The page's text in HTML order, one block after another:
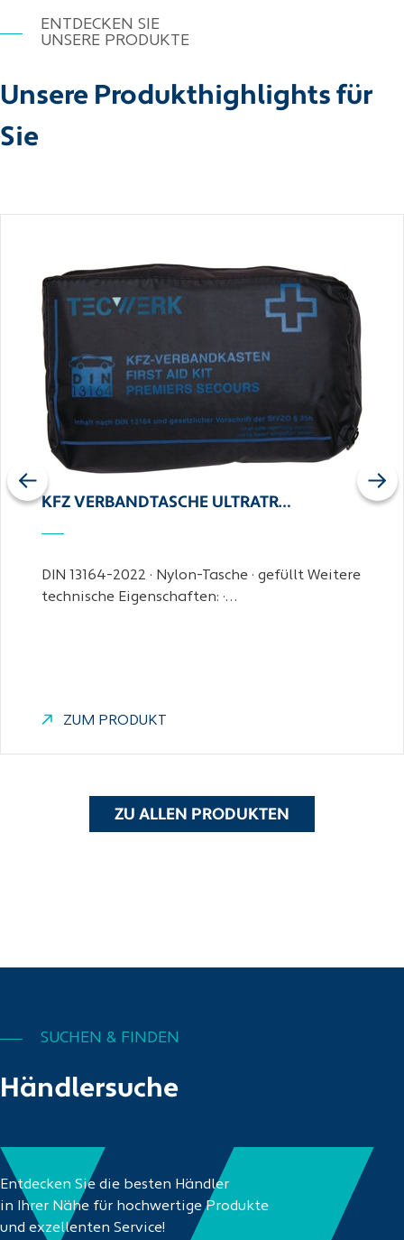
ENTDECKEN SIE
UNSERE PRODUKTE
Unsere Produkthighlights für
Sie
KFZ VERBANDTASCHE ULTRATR…
DIN 13164-2022 · Nylon-Tasche · gefüllt Weitere
technische Eigenschaften: ·…
ZUM PRODUKT
Previous Next
ZU ALLEN PRODUKTEN
Händlersuche
SUCHEN & FINDEN
Entdecken Sie die besten Händler
in Ihrer Nähe für hochwertige Produkte
und exzellenten Service!